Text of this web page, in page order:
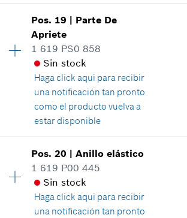
1,96 €*
*Recomendación de precio del
vinculante, incluido IVA
Agregar a cesta de la
Grupo de precios:10
Información sobre recambios
Relación de aplicaciones de una
Mostrar en figura
0,81 €*
*Recomendación de precio del
vinculante, incluido IVA
Agregar a cesta de la
Pos. 19 | Parte De
Apriete
1 619 PS0 858
Sin stock
Haga click aqui para recibir
una notificación tan pronto
como el producto vuelva a
estar disponible
Grupo de precios:13
Información sobre recambios
Relación de aplicaciones de una
Mostrar en figura
Pos.20 |Anillo elástico
1 619 P00 445
Sin stock
Haga click aqui para recibir
una notificación tan pronto